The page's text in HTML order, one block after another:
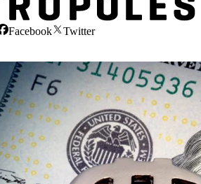
Facebook
Twitter